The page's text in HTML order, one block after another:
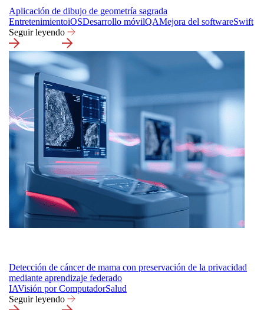
Aplicación de dibujo de geometría sagrada
EntretenimientoiOSDesarrollo móvilQAMejora del softwareSwift
Seguir leyendo
Detección de cáncer de mama con preservación de la privacidad
mediante aprendizaje federado
IAVisión por ComputadorSalud
Seguir leyendo